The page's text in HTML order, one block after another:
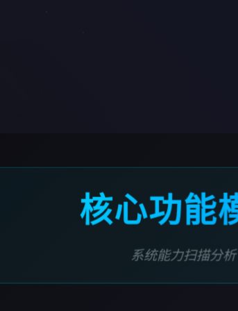
核心功能
系统能力扫描分析